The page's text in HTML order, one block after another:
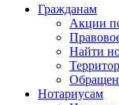
Гражданам
Акции
Найти
Нотариусам